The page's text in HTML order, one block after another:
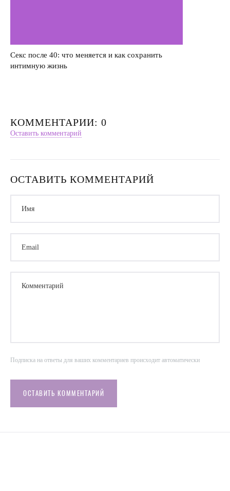
Секс после 40: что меняется и как сохранить
интимную жизнь
КОММЕНТАРИИ: 0
Оставить комментарий
ОСТАВИТЬ КОММЕНТАРИЙ
Имя
Email
Комментарий
Подписка на ответы для ваших комментариев происходит автоматически
ОСТАВИТЬ КОММЕНТАРИЙ